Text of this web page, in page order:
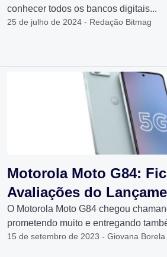
conhecer todos os bancos digitais...
25 de julho de 2024 - Redação Bitmag
Motorola Moto G84:
Avaliações do
O Motorola Moto G84 chegou
prometendo muito e entregando
15 de setembro de 2023 - Giovana Borela